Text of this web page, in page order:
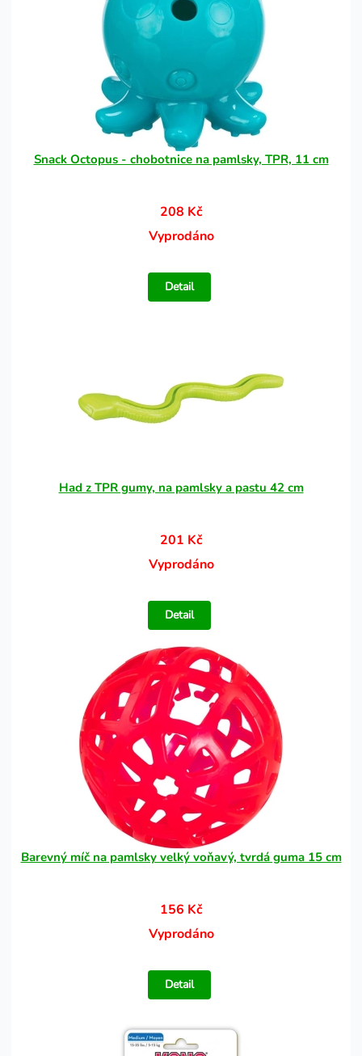
Snack Octopus - chobotnice na pamlsky, TPR, 11 cm
208 Kč
Vyprodáno
Detail
Had z TPR gumy, na pamlsky a pastu 42 cm
201 Kč
Vyprodáno
Detail
Barevný míč na pamlsky velký voňavý, tvrdá guma 15 cm
156 Kč
Vyprodáno
Detail